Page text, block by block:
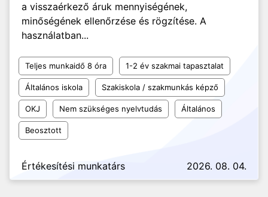
a visszaérkező áruk mennyiségének,
minőségének ellenőrzése és rögzítése. A
használatban...
Teljes munkaidő 8 óra 1-2 év szakmai tapasztalat
Általános iskola Szakiskola / szakmunkás képző
OKJ Nem szükséges nyelvtudás Általános
Beosztott
Értékesítési munkatárs 2026. 08. 04.